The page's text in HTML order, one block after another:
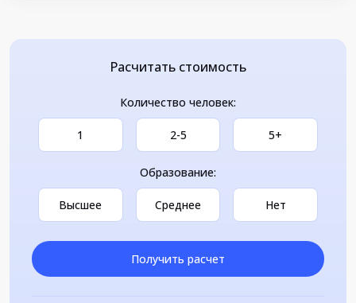
Расчитать стоимость
Количество человек:
1 2-5 5+
Образование:
Высшее Среднее Нет
Получить расчет